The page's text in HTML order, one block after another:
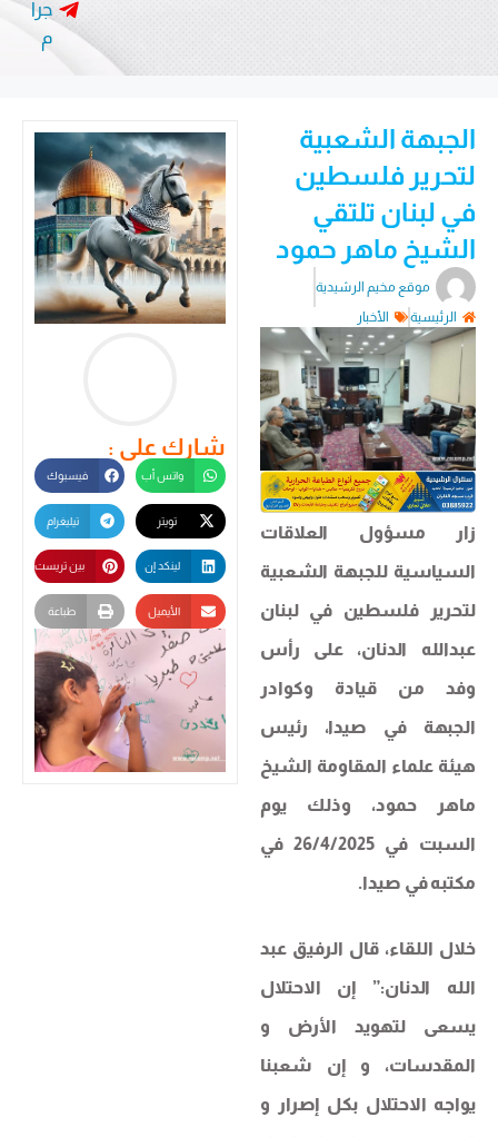
جرا
م
الجبهة الشعبية
لتحرير فلسطين
في لبنان تلتقي
الشيخ ماهر حمود
موقع مخيم الرشيدية
الرئيسية
الأخبار
زار مسؤول العلاقات
السياسية للجبهة الشعبية
لتحرير فلسطين في لبنان
عبدالله الدنان، على رأس
وفد من قيادة وكوادر
الجبهة في صيدا، رئيس
هيئة علماء المقاومة الشيخ
ماهر حمود، وذلك يوم
السبت في 26/4/2025 في
مكتبه في صيدا.
خلال اللقاء، قال الرفيق عبد
الله الدنان:” إن الاحتلال
يسعى لتهويد الأرض و
المقدسات، و إن شعبنا
يواجه الاحتلال بكل إصرار و
شارك على :
واتس أب فيسبوك
تيليغرام
لينكد إن بين تريست
الأيميل طباعة